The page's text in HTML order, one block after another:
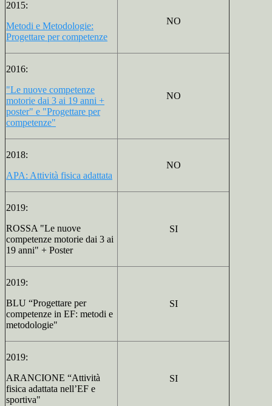
2015:
Metodi e Metodologie:
Progettare per competenze
NO
2016:
"Le nuove competenze
motorie dai 3 ai 19 anni +
poster" e "Progettare per
competenze"
NO
2018:
APA: Attività fisica adattata
NO
2019:
ROSSA "Le nuove
competenze motorie dai 3 ai
19 anni" + Poster
SI
2019:
BLU “Progettare per
competenze in EF: metodi e
metodologie"
SI
2019:
ARANCIONE “Attività
fisica adattata nell’EF e
sportiva"
SI